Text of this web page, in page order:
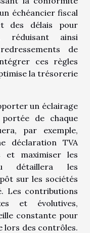
échéancier fiscal
des délais pour
réduisant ainsi
de
ces règles
la trésorerie
un éclairage
de chaque
par exemple,
déclaration TVA
et maximiser les
détaillera les
sur les sociétés
Les contributions
et évolutives,
constante pour
lors des contrôles.